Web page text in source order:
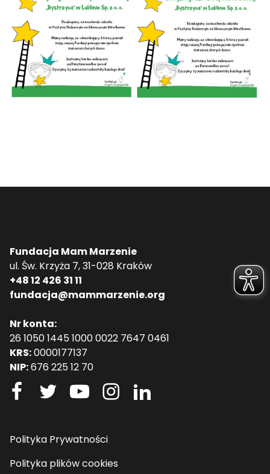
Fundacja Mam Marzenie
ul. Św. Krzyża 7, 31-028 Kraków
+48 12 426 31 11
fundacja@mammarzenie.org
Nr konta:
26 1050 1445 1000 0022 7647 0461
KRS:0000177137
NIP:676 225 12 70
Polityka Prywatności
Polityka plików cookies